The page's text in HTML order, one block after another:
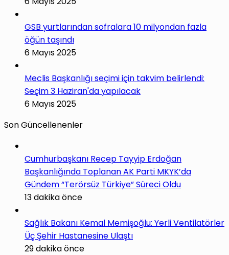
GSB yurtlarından sofralara 10 milyondan fazla
öğün taşındı
6 Mayıs 2025
Meclis Başkanlığı seçimi için takvim belirlendi:
Seçim 3 Haziran'da yapılacak
6 Mayıs 2025
Son Güncellenenler
Cumhurbaşkanı Recep Tayyip Erdoğan
Başkanlığında Toplanan AK Parti MKYK’da
Gündem “Terörsüz Türkiye” Süreci Oldu
13 dakika önce
Sağlık Bakanı Kemal Memişoğlu: Yerli Ventilatörler
Üç Şehir Hastanesine Ulaştı
29 dakika önce